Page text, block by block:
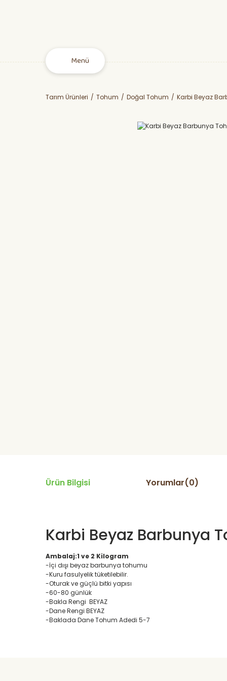
Menü
Tarım Ürünleri Tohum Doğal Tohum Karbi Beyaz
Ürün Bilgisi Yorumlar(0)
Karbi Beyaz Barbunya
Ambalaj:1 ve 2 Kilogram
-İçi dışı beyaz barbunya tohumu
-Kuru fasulyelik tüketilebilir.
-Oturak ve güçlü bitki yapısı
-60-80 günlük
-Bakla Rengi BEYAZ
-Dane Rengi BEYAZ
-Baklada Dane Tohum Adedi 5-7